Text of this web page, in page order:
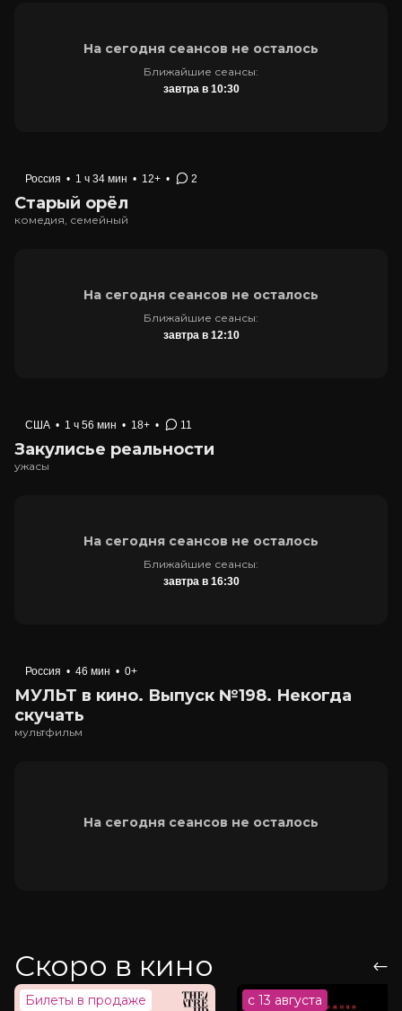
На сегодня сеансов не осталось
Ближайшие сеансы:
завтра в 10:30
Россия • 1 ч 34 мин • 12+ • 2
Старый орёл
комедия, семейный
На сегодня сеансов не осталось
Ближайшие сеансы:
завтра в 12:10
США • 1 ч 56 мин • 18+ • 11
Закулисье реальности
ужасы
На сегодня сеансов не осталось
Ближайшие сеансы:
завтра в 16:30
Россия • 46 мин • 0+
МУЛЬТ в кино. Выпуск №198. Некогда
скучать
мультфильм
На сегодня сеансов не осталось
Скоро в кино
Билеты в продаже с 13 августа